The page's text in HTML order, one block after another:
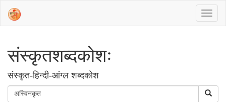
संस्‍कृतशब्‍दकोशः
संस्‍कृत-हिन्दी-आंग्ल शब्दकोश